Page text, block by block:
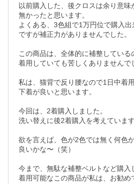
以前購入した、後クロスは余り意味
無かったと思います。
よくある、3色組で1万円位で購入出
ですが補正力がありませんでした。
この商品は、全体的に補整している
着用していても苦しくありませんで
私は、猫背で反り腰なので1日中着
下着が良いと思います。
今回は、2着購入しました。
洗い替えに後2着購入を考えています
欲を言えば、色が2色では無く何色
良いかな〜（笑）
今まで、無駄な補整ベルトなど購入
着用可能なこの商品が私は、お勧め